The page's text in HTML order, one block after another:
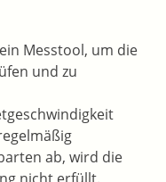
Messtool, um die
und zu
ab, wird die